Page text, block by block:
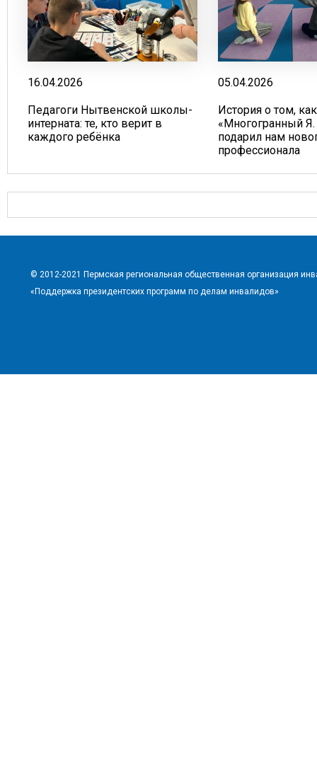
16.04.2026
Педагоги Нытвенской школы-
интерната: те, кто верит в
каждого ребёнка
05.04.2026
История о том,
«Многогранный Я.
подарил нам
профессионала
© 2012-2021 Пермская региональная общественная организация
«Поддержка президентских программ по делам инвалидов»